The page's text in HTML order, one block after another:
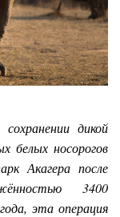
дикой
белых носорогов
Акагера после
3400
эта операция